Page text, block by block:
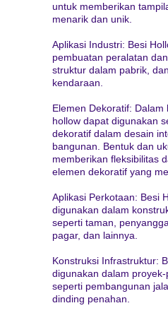
untuk memberikan
menarik dan unik.
Aplikasi Industri: Besi
pembuatan peralatan
struktur dalam pabrik,
kendaraan.
Elemen Dekoratif:
hollow dapat digunakan
dekoratif dalam desain
bangunan. Bentuk dan
memberikan fleksibilitas
elemen dekoratif yang
Aplikasi Perkotaan: Besi
digunakan dalam
seperti taman,
pagar, dan lainnya.
Konstruksi Infrastruktur:
digunakan dalam
seperti pembangunan
dinding penahan.